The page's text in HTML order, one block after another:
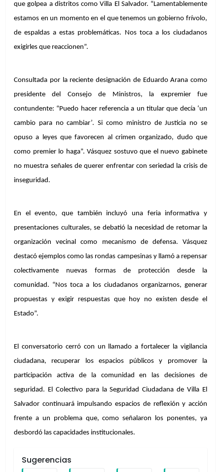
que golpea a distritos como Villa El Salvador. “Lamentablemente
estamos en un momento en el que tenemos un gobierno frívolo,
de espaldas a estas problemáticas. Nos toca a los ciudadanos
exigirles que reaccionen”.
Consultada por la reciente designación de Eduardo Arana como
presidente del Consejo de Ministros, la expremier fue
contundente: “Puedo hacer referencia a un titular que decía ‘un
cambio para no cambiar’. Si como ministro de Justicia no se
opuso a leyes que favorecen al crimen organizado, dudo que
como premier lo haga”. Vásquez sostuvo que el nuevo gabinete
no muestra señales de querer enfrentar con seriedad la crisis de
inseguridad.
En el evento, que también incluyó una feria informativa y
presentaciones culturales, se debatió la necesidad de retomar la
organización vecinal como mecanismo de defensa. Vásquez
destacó ejemplos como las rondas campesinas y llamó a repensar
colectivamente nuevas formas de protección desde la
comunidad. “Nos toca a los ciudadanos organizarnos, generar
propuestas y exigir respuestas que hoy no existen desde el
Estado”.
El conversatorio cerró con un llamado a fortalecer la vigilancia
ciudadana, recuperar los espacios públicos y promover la
participación activa de la comunidad en las decisiones de
seguridad. El Colectivo para la Seguridad Ciudadana de Villa El
Salvador continuará impulsando espacios de reflexión y acción
frente a un problema que, como señalaron los ponentes, ya
desbordó las capacidades institucionales.
Sugerencias